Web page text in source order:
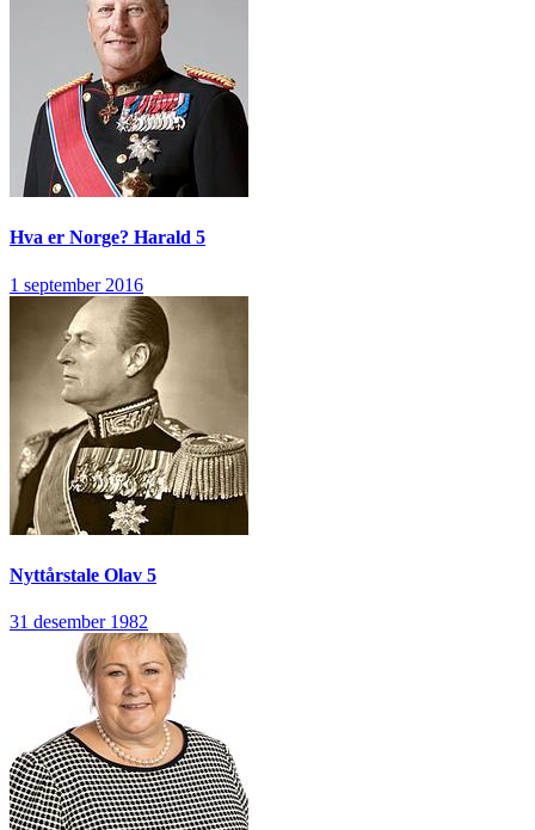
Hva er Norge? Harald 5
1 september 2016
Nyttårstale Olav 5
31 desember 1982